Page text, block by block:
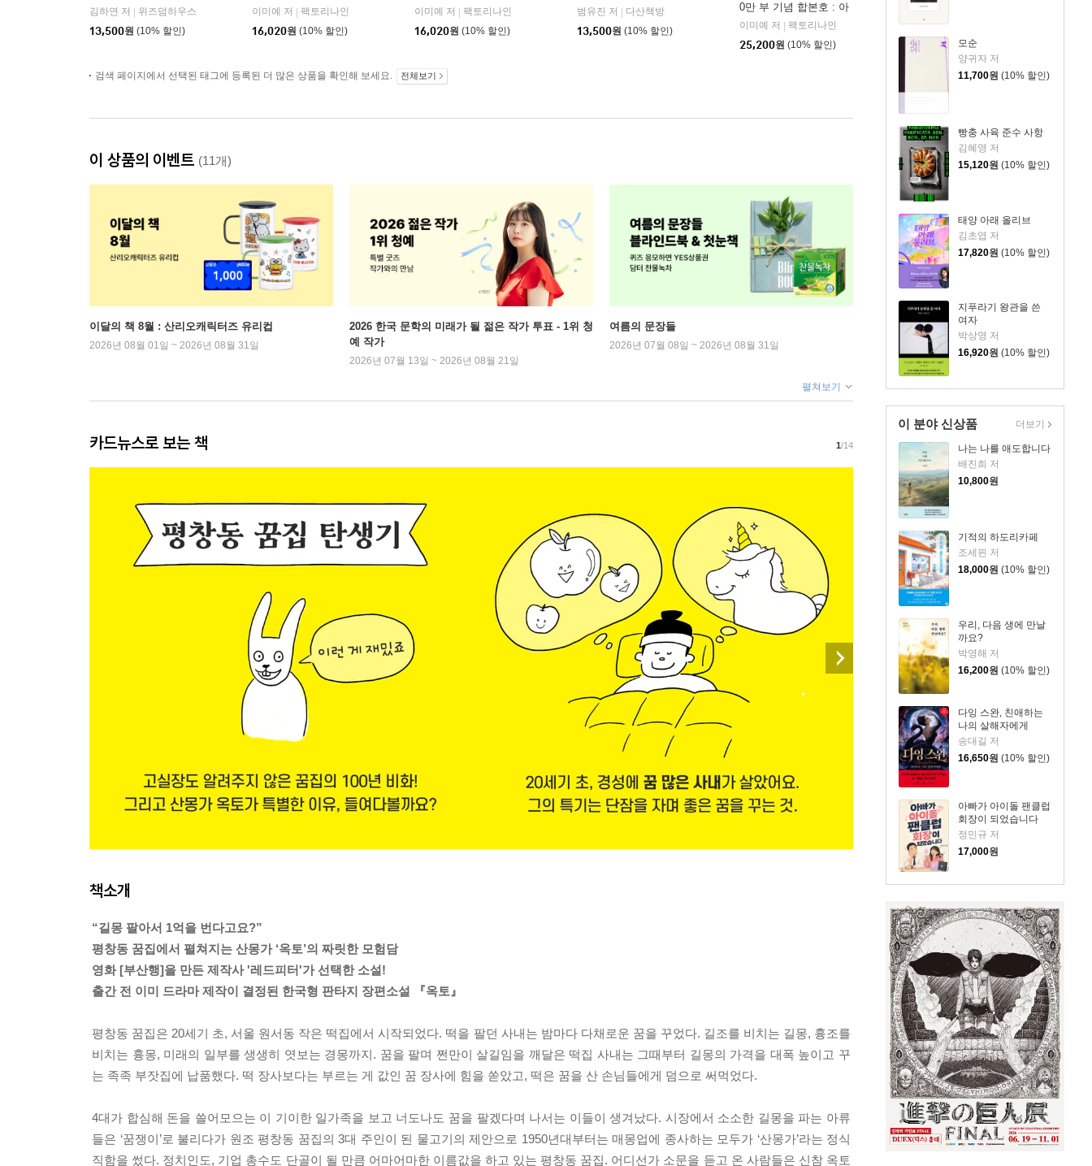
모순
양귀자 저
11,700원 (10% 할인)
빵충 사육 준수 사항
김혜영 저
15,120원 (10% 할인)
태양 아래 올리브
김초엽 저
17,820원 (10% 할인)
지푸라기 왕관을 쓴
여자
박상영 저
16,920원 (10% 할인)
이 분야 신상품
나는 나를 애도합니다
배진희 저
10,800원
기적의 하도리카페
조세핀 저
18,000원 (10% 할인)
우리, 다음 생에 만날
까요?
박영해 저
16,200원 (10% 할인)
다잉 스완, 친애하는
나의 살해자에게
송대길 저
16,650원 (10% 할인)
아빠가 아이돌 팬클럽
회장이 되었습니다
정민규 저
17,000원
더보기
김하연 저
위즈덤하우스
13,500원 (10% 할인)
이미예 저
팩토리나인
16,020원 (10% 할인)
이미예 저
팩토리나인
16,020원 (10% 할인)
범유진 저
다산책방
13,500원 (10% 할인)
0만 부 기념 합본호 : 아
메리칸드림 에디션)
이미예 저
팩토리나인
25,200원 (10% 할인)
검색 페이지에서 선택된 태그에 등록된 더 많은 상품을 확인해 보세요. 전체보기
이 상품의 이벤트 (11개)
이달의 책 8월 : 산리오캐릭터즈 유리컵
2026년 08월 01일 ~ 2026년 08월 31일
2026 한국 문학의 미래가 될 젊은 작가 투표 - 1위 청
예 작가
2026년 07월 13일 ~ 2026년 08월 21일
여름의 문장들
2026년 07월 08일 ~ 2026년 08월 31일
펼쳐보기
카드뉴스로 보는 책 1/14
책소개
“길몽 팔아서 1억을 번다고요?”
평창동 꿈집에서 펼쳐지는 산몽가 ‘옥토’의 짜릿한 모험담
영화 [부산행]을 만든 제작사 '레드피터'가 선택한 소설!
출간 전 이미 드라마 제작이 결정된 한국형 판타지 장편소설 『옥토』
평창동 꿈집은 20세기 초, 서울 원서동 작은 떡집에서 시작되었다. 떡을 팔던 사내는 밤마다 다채로운 꿈을 꾸었다. 길조를 비치는 길몽, 흉조를
비치는 흉몽, 미래의 일부를 생생히 엿보는 경몽까지. 꿈을 팔며 쩐만이 살길임을 깨달은 떡집 사내는 그때부터 길몽의 가격을 대폭 높이고 꾸
는 족족 부잣집에 납품했다. 떡 장사보다는 부르는 게 값인 꿈 장사에 힘을 쏟았고, 떡은 꿈을 산 손님들에게 덤으로 써먹었다.
4대가 합심해 돈을 쓸어모으는 이 기이한 일가족을 보고 너도나도 꿈을 팔겠다며 나서는 이들이 생겨났다. 시장에서 소소한 길몽을 파는 아류
들은 ‘꿈쟁이’로 불리다가 원조 평창동 꿈집의 3대 주인이 된 물고기의 제안으로 1950년대부터는 매몽업에 종사하는 모두가 ‘산몽가’라는 정식
직함을 썼다. 정치인도, 기업 총수도 단골이 될 만큼 어마어마한 이름값을 하고 있는 평창동 꿈집. 어디선가 소문을 듣고 온 사람들은 신참 옥토